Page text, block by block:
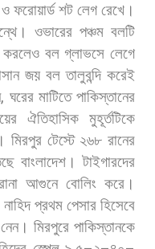
ও ফরোয়ার্ড শট লেগ রেখে।
ওভারের পঞ্চম বলটি
করলেও বল গ্লাভসে লেগে
জয় বল তালুবন্দি করেই
, ঘরের মাটিতে পাকিস্তানের
ঐতিহাসিক
মুহূর্তটিকে
মিরপুর টেস্টে ২৬৮ রানের
বাংলাদেশ। টাইগারদের
আগুনে বোলিং করে।
নাহিদ প্রথম পেসার হিসেবে
নেন। মিরপুরে পাকিস্তানকে